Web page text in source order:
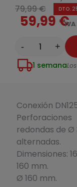
79,99 €
DTO.
59,99 €
- +
1 semana
Conexión
Perforaciones
redondas de Ø
alternadas.
Dimensiones:
160 mm.
Ø 160 mm.